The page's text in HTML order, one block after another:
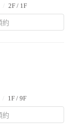
2F / 1F
1F / 9F